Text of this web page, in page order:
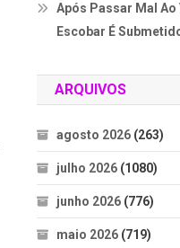
Após Passar Mal Ao
Escobar É
ARQUIVOS
agosto 2026 (263)
julho 2026 (1080)
junho 2026 (776)
maio 2026 (719)